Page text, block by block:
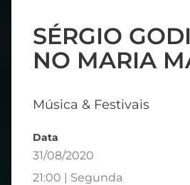
SÉRGIO
NO MARIA
Música & Festivais
Data
31/08/2020
21:00 | Segunda